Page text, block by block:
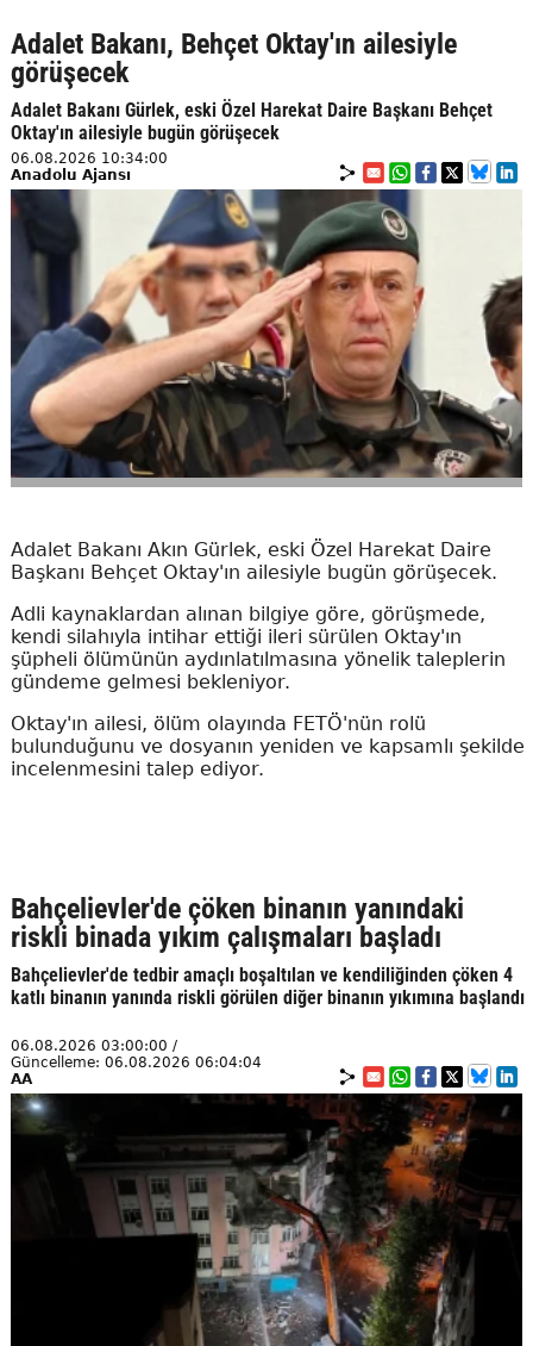
Adalet Bakanı, Behçet Oktay'ın ailesiyle
görüşecek
Adalet Bakanı Gürlek, eski Özel Harekat Daire Başkanı Behçet
Oktay'ın ailesiyle bugün görüşecek
06.08.2026 10:34:00
Anadolu Ajansı
Adalet Bakanı Akın Gürlek, eski Özel Harekat Daire
Başkanı Behçet Oktay'ın ailesiyle bugün görüşecek.
Adli kaynaklardan alınan bilgiye göre, görüşmede,
kendi silahıyla intihar ettiği ileri sürülen Oktay'ın
şüpheli ölümünün aydınlatılmasına yönelik taleplerin
gündeme gelmesi bekleniyor.
Oktay'ın ailesi, ölüm olayında FETÖ'nün rolü
bulunduğunu ve dosyanın yeniden ve kapsamlı şekilde
incelenmesini talep ediyor.
Bahçelievler'de çöken binanın yanındaki
riskli binada yıkım çalışmaları başladı
Bahçelievler'de tedbir amaçlı boşaltılan ve kendiliğinden çöken 4
katlı binanın yanında riskli görülen diğer binanın yıkımına başlandı
06.08.2026 03:00:00 /
Güncelleme: 06.08.2026 06:04:04
AA